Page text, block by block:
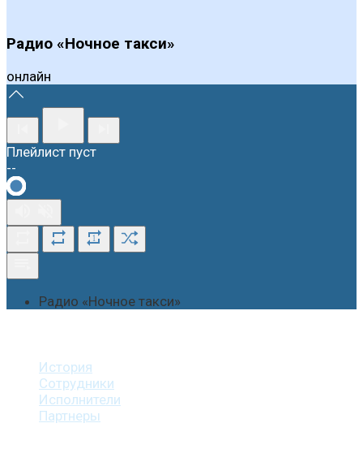
Радио «Ночное такси»
онлайн
Плейлист пуст
--
1
Радио «Ночное такси»
История
Сотрудники
Исполнители
Партнеры